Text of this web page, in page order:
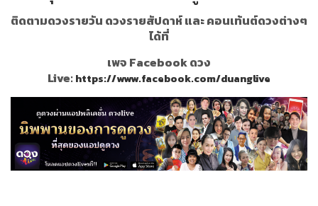
ติดตามดวงรายวัน ดวงรายสัปดาห์ และ คอนเท้นต์ดวงต่างๆ
ได้ที่
เพจ Facebook ดวง
Live:https://www.facebook.com/duanglive